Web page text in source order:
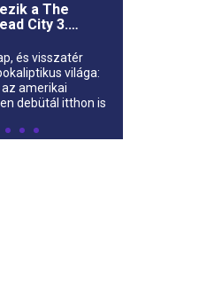
a The
City 3.
és visszatér
világa:
amerikai
debütál itthon is